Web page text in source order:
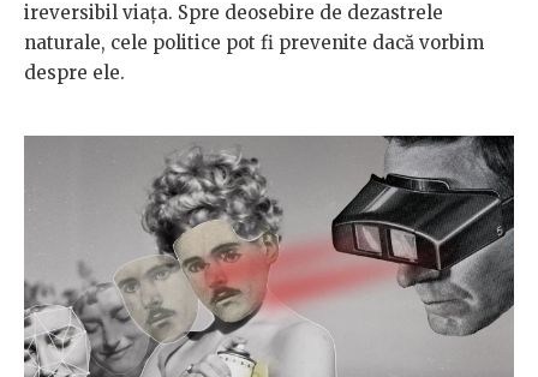
ireversibil viața. Spre deosebire de dezastrele
naturale, cele politice pot fi prevenite dacă vorbim
despre ele.